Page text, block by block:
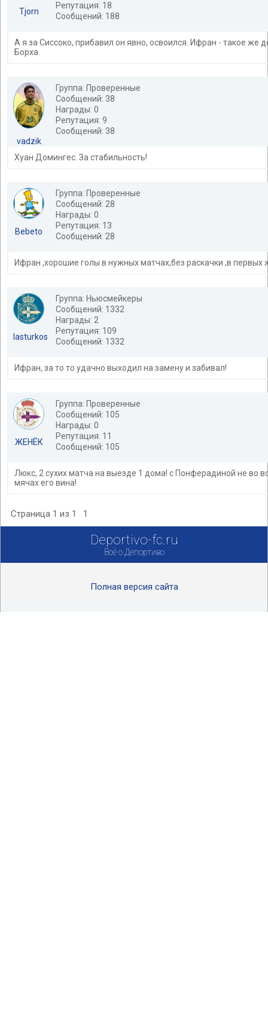
Tjorn
Репутация: 18
Сообщений: 188
А я за Сиссоко, прибавил он явно, освоился. Ифран - такое же
Борха.
vadzik
Группа: Проверенные
Сообщений: 38
Награды: 0
Репутация: 9
Сообщений: 38
Хуан Домингес. За стабильность!
Bebeto
Группа: Проверенные
Сообщений: 28
Награды: 0
Репутация: 13
Сообщений: 28
Ифран ,хорошие голы в нужных матчах,без раскачки ,в первых
lasturkos
Группа: Ньюсмейкеры
Сообщений: 1332
Награды: 2
Репутация: 109
Сообщений: 1332
Ифран, за то то удачно выходил на замену и забивал!
ЖЕНЁК
Группа: Проверенные
Сообщений: 105
Награды: 0
Репутация: 11
Сообщений: 105
Люкс, 2 сухих матча на выезде 1 дома! c Понферадиной не во
мячах его вина!
Страница 1 из 1 1
Deportivo-fc.ru
Всё о Депортиво
Полная версия сайта